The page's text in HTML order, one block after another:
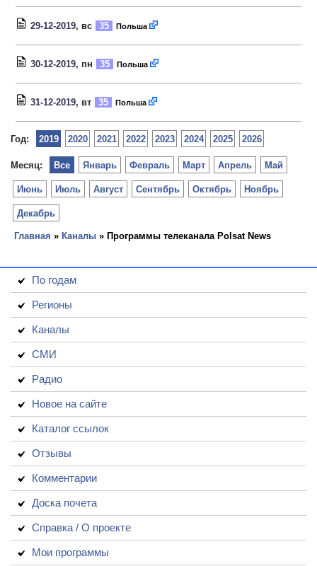
29-12-2019, вс 35 Польша
30-12-2019, пн 35 Польша
31-12-2019, вт 35 Польша
Год: 2019 2020 2021 2022 2023 2024 2025 2026
Месяц: Январь Февраль Март Апрель Май
Июнь Июль Август Сентябрь Октябрь Ноябрь
Декабрь
Все
Главная » Каналы » Программы телеканала Polsat News
По годам
Регионы
Каналы
СМИ
Радио
Новое на сайте
Каталог ссылок
Отзывы
Комментарии
Доска почета
Справка / О проекте
Мои программы